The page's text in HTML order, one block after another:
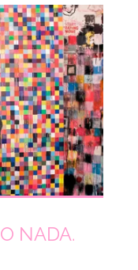
NADA.